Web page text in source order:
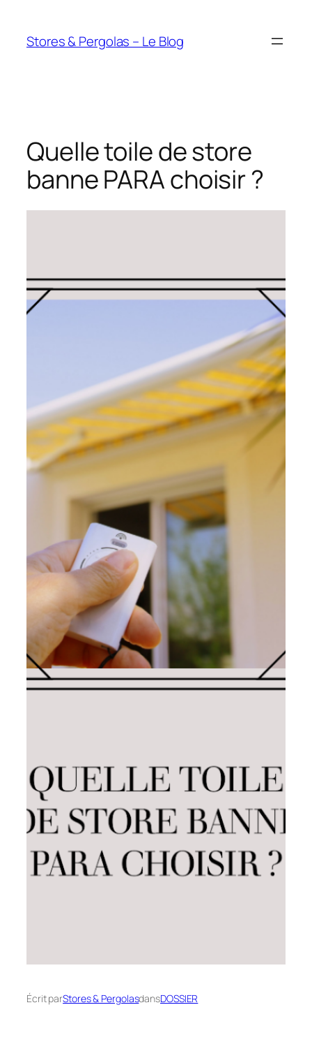
contenu
Stores & Pergolas – Le Blog
Quelle toile de store
banne PARA choisir ?
Écrit parStores & PergolasdansDOSSIER